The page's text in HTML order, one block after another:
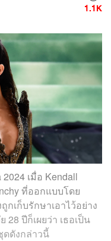
1.1K
เมื่อ Kendall
ที่ออกแบบโดย
กเก็บรักษาเอาไว้อย่าง
ปีก็เผยว่า เธอเป็น
ดดังกล่าวนี้